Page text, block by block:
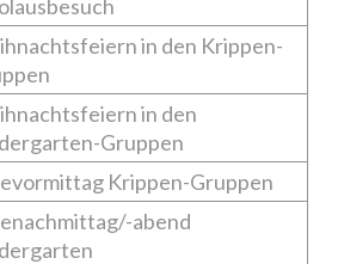
in den Krippen-
in den
Gruppen
Krippen-Gruppen
abend